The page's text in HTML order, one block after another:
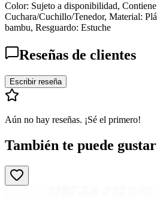
Color: Sujeto a disponibilidad,
Cuchara/Cuchillo/Tenedor, Material:
bambu, Resguardo: Estuche
Reseñas de clientes
Escribir reseña
Aún no hay reseñas. ¡Sé el primero!
También te puede gustar